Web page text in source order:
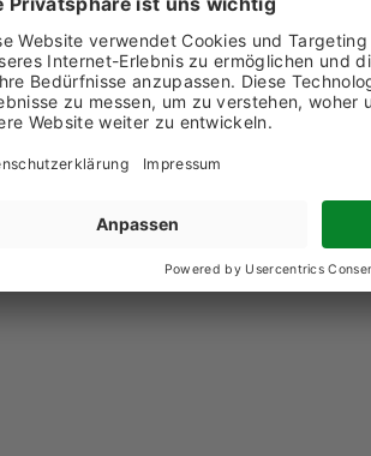
0798113848
Nachricht senden